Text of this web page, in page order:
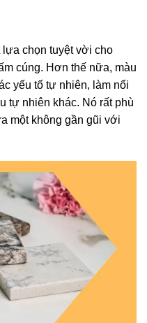
lựa chọn tuyệt vời cho
cúng. Hơn thế nữa, màu
yếu tố tự nhiên, làm nổi
tự nhiên khác. Nó rất phù
một không gần gũi với